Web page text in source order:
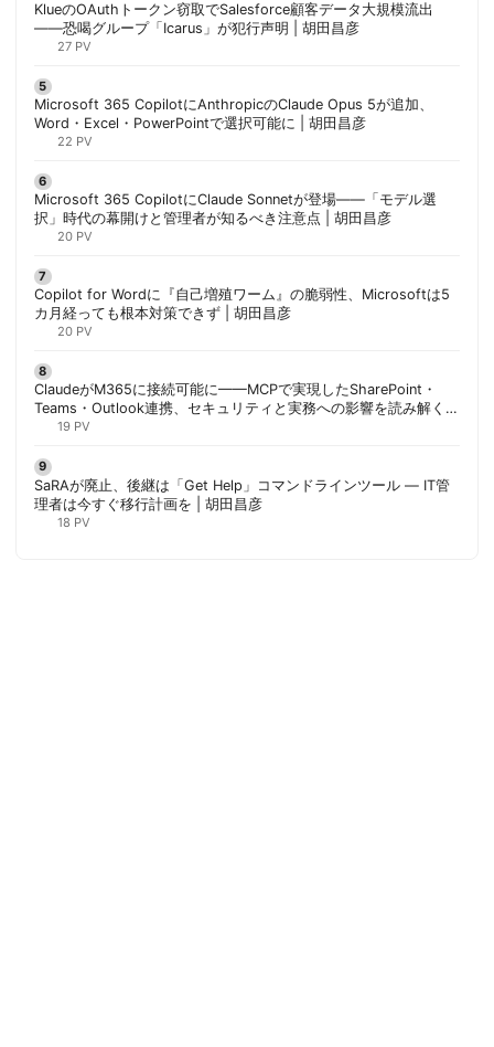
KlueのOAuthトークン窃取でSalesforce顧客データ大規模流出
——恐喝グループ「Icarus」が犯行声明 | 胡田昌彦
27 PV
Microsoft 365 CopilotにAnthropicのClaude Opus 5が追加、
Word・Excel・PowerPointで選択可能に | 胡田昌彦
22 PV
Microsoft 365 CopilotにClaude Sonnetが登場——「モデル選
択」時代の幕開けと管理者が知るべき注意点 | 胡田昌彦
20 PV
Copilot for Wordに『自己増殖ワーム』の脆弱性、Microsoftは5
カ月経っても根本対策できず | 胡田昌彦
20 PV
ClaudeがM365に接続可能に——MCPで実現したSharePoint・
Teams・Outlook連携、セキュリティと実務への影響を読み解く |
胡田昌彦
19 PV
SaRAが廃止、後継は「Get Help」コマンドラインツール — IT管
理者は今すぐ移行計画を | 胡田昌彦
18 PV